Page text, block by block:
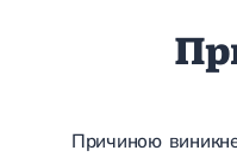
Розрив зв'язок плечового
Розрив зв'язок
Причиною